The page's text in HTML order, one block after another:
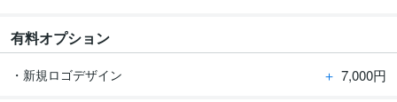
有料オプション
・新規ロゴデザイン ＋ 7,000円